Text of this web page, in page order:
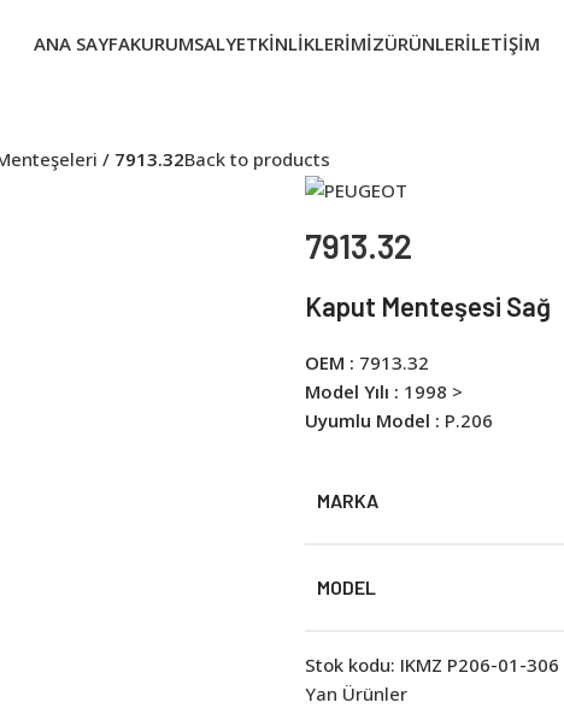
ANA SAYFAKURUMSALYETKINLIKLERIMIZÜRÜNLERİLETIŞIM
7913.32Back to products
7913.32
Kaput Menteşesi Sağ
OEM : 7913.32
Model Yılı : 1998 >
Uyumlu Model : P.206
MARKA
MODEL
Stok kodu: IKMZ P206-01-306
Yan Ürünler